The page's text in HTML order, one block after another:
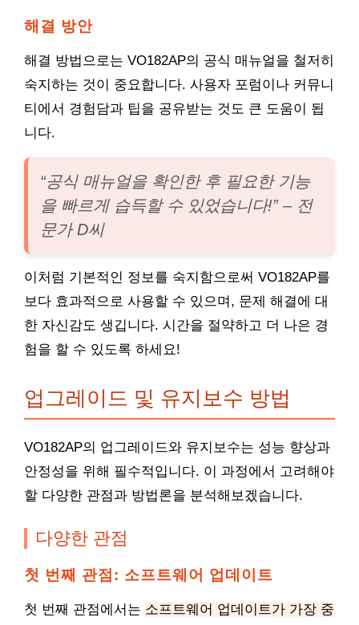
해결 방안
해결 방법으로는 VO182AP의 공식 매뉴얼을 철저히
숙지하는 것이 중요합니다. 사용자 포럼이나 커뮤니
티에서 경험담과 팁을 공유받는 것도 큰 도움이 됩
니다.
“공식 매뉴얼을 확인한 후 필요한 기능
을 빠르게 습득할 수 있었습니다!” – 전
문가 D씨
이처럼 기본적인 정보를 숙지함으로써 VO182AP를
보다 효과적으로 사용할 수 있으며, 문제 해결에 대
한 자신감도 생깁니다. 시간을 절약하고 더 나은 경
험을 할 수 있도록 하세요!
업그레이드 및 유지보수 방법
VO182AP의 업그레이드와 유지보수는 성능 향상과
안정성을 위해 필수적입니다. 이 과정에서 고려해야
할 다양한 관점과 방법론을 분석해보겠습니다.
다양한 관점
첫 번째 관점: 소프트웨어 업데이트
첫 번째 관점에서는 소프트웨어 업데이트가 가장 중